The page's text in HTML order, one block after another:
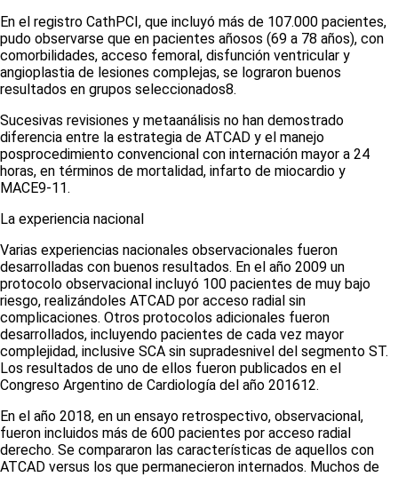
En el registro CathPCI, que incluyó más de 107.000 pacientes,
pudo observarse que en pacientes añosos (69 a 78 años), con
comorbilidades, acceso femoral, disfunción ventricular y
angioplastia de lesiones complejas, se lograron buenos
resultados en grupos seleccionados8.
Sucesivas revisiones y metaanálisis no han demostrado
diferencia entre la estrategia de ATCAD y el manejo
posprocedimiento convencional con internación mayor a 24
horas, en términos de mortalidad, infarto de miocardio y
MACE9-11.
La experiencia nacional
Varias experiencias nacionales observacionales fueron
desarrolladas con buenos resultados. En el año 2009 un
protocolo observacional incluyó 100 pacientes de muy bajo
riesgo, realizándoles ATCAD por acceso radial sin
complicaciones. Otros protocolos adicionales fueron
desarrollados, incluyendo pacientes de cada vez mayor
complejidad, inclusive SCA sin supradesnivel del segmento ST.
Los resultados de uno de ellos fueron publicados en el
Congreso Argentino de Cardiología del año 201612.
En el año 2018, en un ensayo retrospectivo, observacional,
fueron incluidos más de 600 pacientes por acceso radial
derecho. Se compararon las características de aquellos con
ATCAD versus los que permanecieron internados. Muchos de